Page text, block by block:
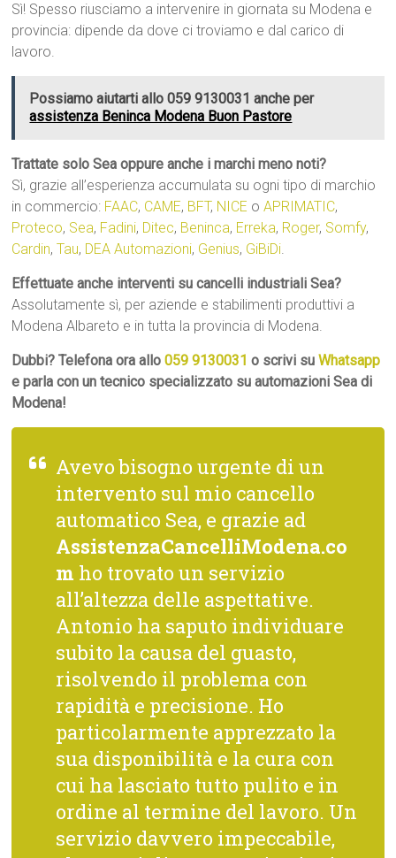
Sì! Spesso riusciamo a intervenire in giornata su Modena e
provincia: dipende da dove ci troviamo e dal carico di
lavoro.
Possiamo aiutarti allo 059 9130031 anche per
assistenza Beninca Modena Buon Pastore
Trattate solo Sea oppure anche i marchi meno noti?
Sì, grazie all’esperienza accumulata su ogni tipo di marchio
in commercio: FAAC, CAME, BFT, NICE oAPRIMATIC,
Proteco, Sea, Fadini, Ditec, Beninca, Erreka, Roger, Somfy,
Cardin,Tau, DEA Automazioni, Genius, GiBiDi.
Effettuate anche interventi su cancelli industriali Sea?
Assolutamente sì, per aziende e stabilimenti produttivi a
Modena Albareto e in tutta la provincia di Modena.
Dubbi? Telefona ora allo059 9130031 o scrivi suWhatsapp
e parla con un tecnico specializzato su automazioni Sea di
Modena!
Avevo bisogno urgente di un
intervento sul mio cancello
automatico Sea, e grazie ad
AssistenzaCancelliModena.co
m ho trovato un servizio
all’altezza delle aspettative.
Antonio ha saputo individuare
subito la causa del guasto,
risolvendo il problema con
rapidità e precisione. Ho
particolarmente apprezzato la
sua disponibilità e la cura con
cui ha lasciato tutto pulito e in
ordine al termine del lavoro. Un
servizio davvero impeccabile,